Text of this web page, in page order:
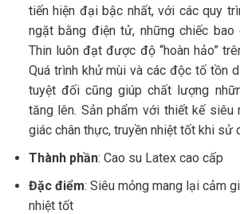
tiến hiện đại bậc nhất, với các quy
ngặt bằng điện tử, những chiếc bao
Thin luôn đạt được độ “hoàn hảo”
Quá trình khử mùi và các độc tố tồn
tuyệt đối cũng giúp chất lượng
tăng lên. Sản phẩm với thiết kế
giác chân thực, truyền nhiệt tốt khi sử
Thành phần: Cao su Latex cao cấp
Đặc điểm: Siêu mỏng mang lại cảm
nhiệt tốt